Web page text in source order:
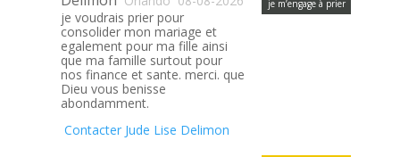
je m’engage à prier
je voudrais prier pour
consolider mon mariage et
egalement pour ma fille ainsi
que ma famille surtout pour
nos finance et sante. merci. que
Dieu vous benisse
abondamment.
Contacter Jude Lise Delimon